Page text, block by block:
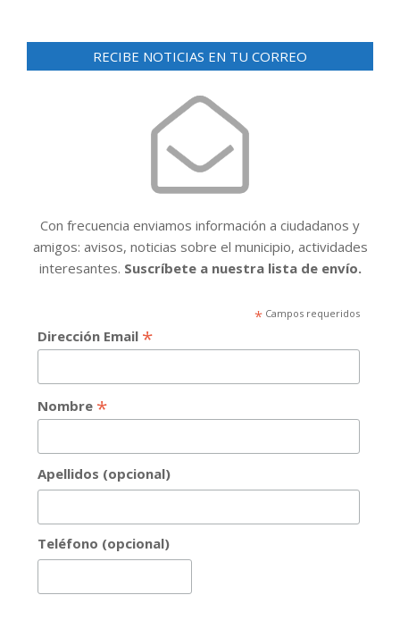
RECIBE NOTICIAS EN TU CORREO
Con frecuencia enviamos información a ciudadanos y
amigos: avisos, noticias sobre el municipio, actividades
interesantes. Suscríbete a nuestra lista de envío.
*Campos requeridos
Dirección Email *
Nombre *
Apellidos (opcional)
Teléfono (opcional)